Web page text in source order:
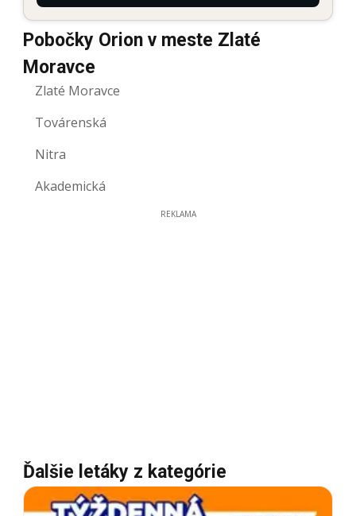
Pobočky Orion v meste Zlaté
Moravce
Zlaté Moravce
Továrenská
Nitra
Akademická
REKLAMA
Ďalšie letáky z kategórie